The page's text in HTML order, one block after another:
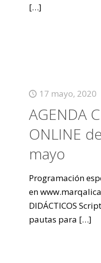
[…]
17 mayo, 2020
AGENDA
ONLINE
mayo
Programación
en
DIDÁCTICOS
pautas para […]